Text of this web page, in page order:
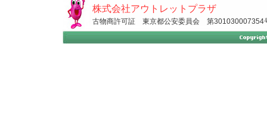
株式会社アウトレットプラザ
古物商許可証 東京都公安委員会 第301030007354